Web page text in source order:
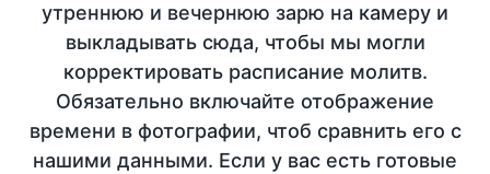
утреннюю и вечернюю зарю на камеру и
выкладывать сюда, чтобы мы могли
корректировать расписание молитв.
Обязательно включайте отображение
времени в фотографии, чтоб сравнить его с
нашими данными. Если у вас есть готовые